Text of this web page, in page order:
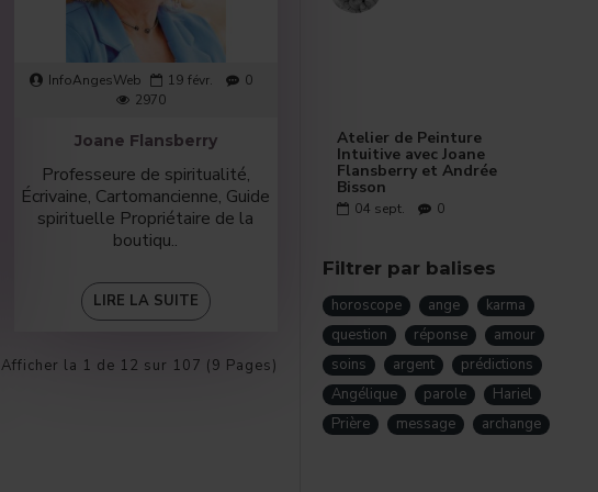
InfoAngesWeb 19 févr.
0
2970
Joane Flansberry
Professeure de spiritualité,
Écrivaine, Cartomancienne, Guide
spirituelle Propriétaire de la
boutiqu..
LIRE LA SUITE
Afficher la 1 de 12 sur 107 (9 Pages)
Atelier de Peinture
Intuitive avec Joane
Flansberry et Andrée
Bisson
04 sept. 0
Filtrer par balises
horoscope ange
karma
question
réponse
amour
soins
argent
prédictions
Angélique
parole
Hariel
Prière
message archange